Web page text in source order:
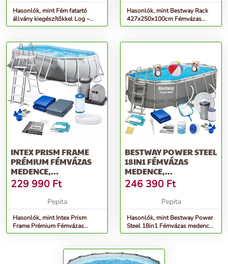
Hasonlók, mint Fém fatartó
állvány kiegészítőkkel Log –
Antic Line
Hasonlók, mint Bestway Rack
427x250x100cm Fémvázas
medence, kiegészítőkkel
INTEX PRISM FRAME
PRÉMIUM FÉMVÁZAS
MEDENCE,
KIEGÉSZÍTŐKKEL
503X27...
229 990 Ft
Pepita
Hasonlók, mint Intex Prism
Frame Prémium Fémvázas
medence, kiegészítőkkel
BESTWAY POWER STEEL
18IN1 FÉMVÁZAS
MEDENCE,
KIEGÉSZÍTŐKKEL
427X25...
246 390 Ft
Pepita
Hasonlók, mint Bestway Power
Steel 18in1 Fémvázas medence,
kiegészítőkkel 427x25...